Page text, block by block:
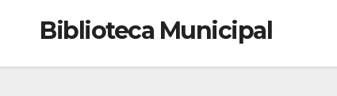
Biblioteca Municipal